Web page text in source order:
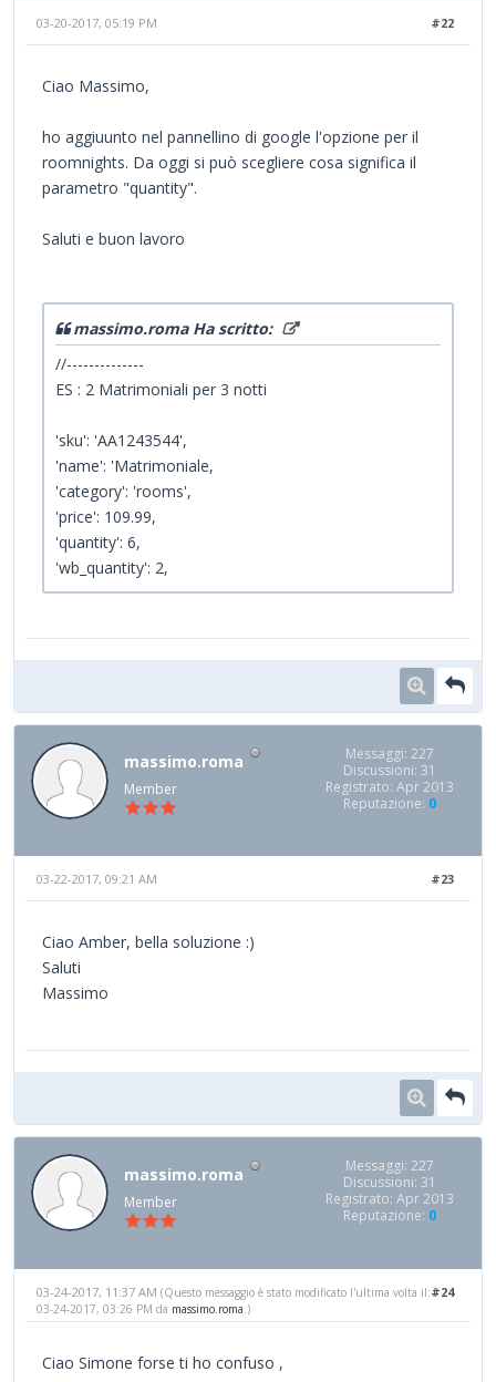
#22
03-20-2017, 05:19 PM
Ciao Massimo,
ho aggiuunto nel pannellino di google l'opzione per il
roomnights. Da oggi si può scegliere cosa significa il
parametro "quantity".
Saluti e buon lavoro
massimo.roma Ha scritto:
//--------------
ES : 2 Matrimoniali per 3 notti
'sku': 'AA1243544',
'name': 'Matrimoniale,
'category': 'rooms',
'price': 109.99,
'quantity': 6,
'wb_quantity': 2,
massimo.roma
Member
Messaggi: 227
Discussioni: 31
Registrato: Apr 2013
Reputazione: 0
#23
03-22-2017, 09:21 AM
Ciao Amber, bella soluzione :)
Saluti
Massimo
massimo.roma
Member
Messaggi: 227
Discussioni: 31
Registrato: Apr 2013
Reputazione: 0
#24
03-24-2017, 11:37 AM (Questo messaggio è stato modificato l'ultima volta il:
03-24-2017, 03:26 PM da massimo.roma .)
Ciao Simone forse ti ho confuso ,